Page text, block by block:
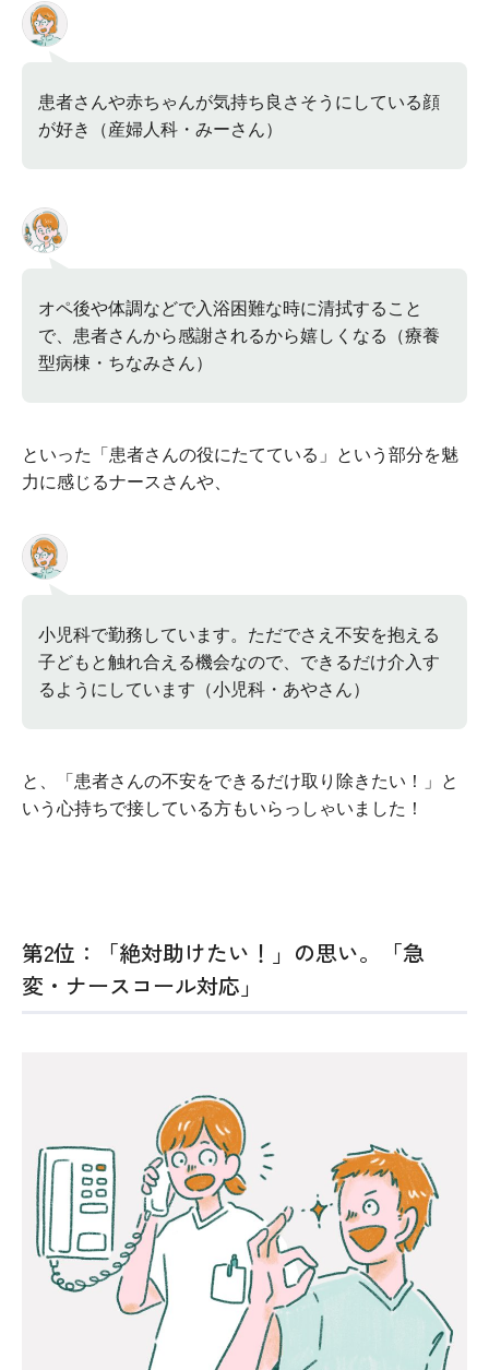
患者さんや赤ちゃんが気持ち良さそうにしている顔
が好き（産婦人科・みーさん）
オペ後や体調などで入浴困難な時に清拭すること
で、患者さんから感謝されるから嬉しくなる（療養
型病棟・ちなみさん）
といった「患者さんの役にたてている」という部分を魅
力に感じるナースさんや、
小児科で勤務しています。ただでさえ不安を抱える
子どもと触れ合える機会なので、できるだけ介入す
るようにしています（小児科・あやさん）
と、「患者さんの不安をできるだけ取り除きたい！」と
いう心持ちで接している方もいらっしゃいました！
第2位：「絶対助けたい！」の思い。「急
変・ナースコール対応」